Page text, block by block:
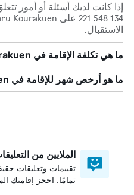
الاستقبال.
ما هي تكلفة الإقامة في Otaru Kourakuen أوتارو؟
ما هو أرخص شهر للإقامة في Otaru Kourakuen؟
الملايين من
تقييمات وتعليقات
تمامًا. احجز إقامتك